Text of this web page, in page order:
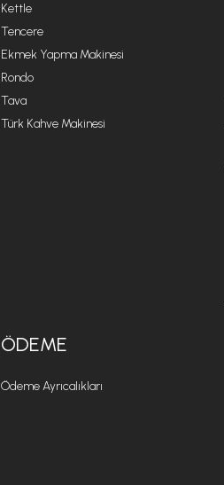
Kettle
Tencere
Ekmek Yapma Makinesi
Rondo
Tava
Türk Kahve Makinesi
ÖDEME
Ödeme Ayrıcalıkları